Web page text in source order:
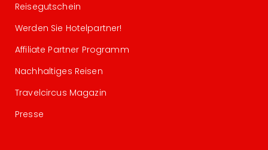
Reisegutschein
Werden Sie Hotelpartner!
Affiliate Partner Programm
Nachhaltiges Reisen
Travelcircus Magazin
Presse